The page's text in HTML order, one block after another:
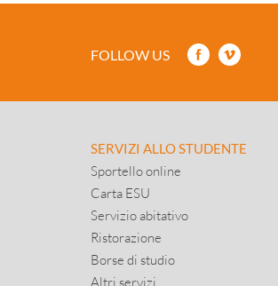
FOLLOW US
SERVIZI ALLO STUDENTE
Sportello online
Carta ESU
Servizio abitativo
Ristorazione
Borse di studio
Altri servizi